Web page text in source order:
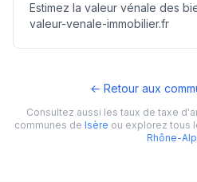
Estimez la valeur vénale des
valeur-venale-immobilier.fr
← Retour aux
Consultez aussi les taux de taxe
communes de Isère ou explorez tous
Rhône-